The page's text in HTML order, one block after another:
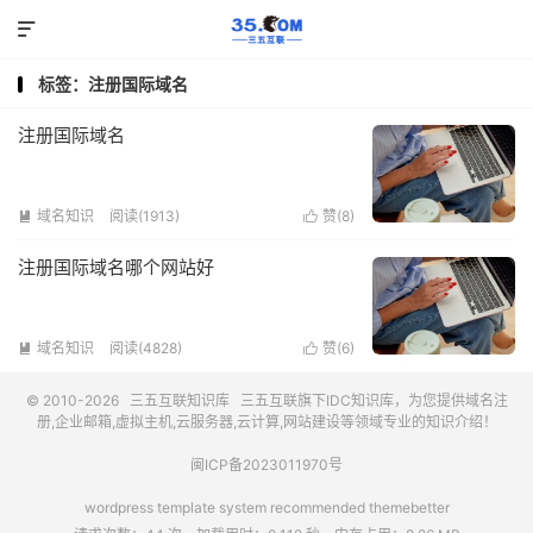

标签：注册国际域名
注册国际域名
 域名知识 阅读(1913)  赞(8)
注册国际域名哪个网站好
 域名知识 阅读(4828)  赞(6)
© 2010-2026 三五互联知识库 三五互联旗下IDC知识库，为您提供域名注
册,企业邮箱,虚拟主机,云服务器,云计算,网站建设等领域专业的知识介绍！
闽ICP备2023011970号
wordpress template system recommended themebetter